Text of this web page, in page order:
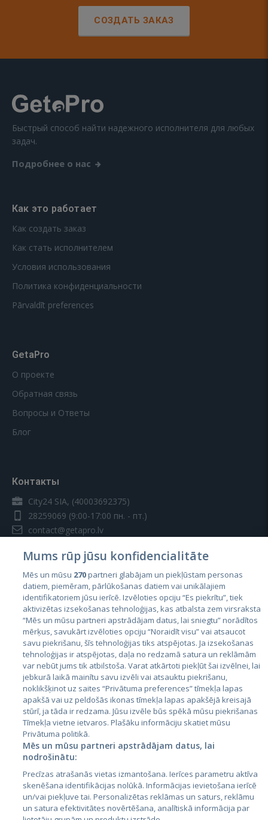
СОЗДАТЬ ЗАКАЗ
Быстрый способ найти надежного исполнителя для любых
задач.
Подробнее о нас
Как это работает
Как создать заказ
Как стать исполнителем
Условия использования
Политика конфиденциальности
Pārvaldīt preferences
GetaPro
О проекте
Обратная связь
Вопросы и Ответы
Блог
Контакты
City24 SIA, (40003692375)
28259069 (9:00-17:00 пн. - пт.)
contact@getapro.lv
Страны
Эстония
Латвия
Литва
City24.lv
City24.ee
GetaPro.lv
GetaPro.ee
CVbankas.lt
Kainos.lt
Paslaugos.lt
auto24.ee
Mums rūp jūsu konfidencialitāte
Mēs un mūsu 270partneri glabājam un piekļūstam personas
datiem, piemēram, pārlūkošanas datiem vai unikālajiem
identifikatoriem jūsu ierīcē. Izvēloties opciju “Es piekrītu”, tiek
aktivizētas izsekošanas tehnoloģijas, kas atbalsta zem virsraksta
“Mēs un mūsu partneri apstrādājam datus, lai sniegtu” norādītos
mērķus, savukārt izvēloties opciju “Noraidīt visu” vai atsaucot
savu piekrišanu, šīs tehnoloģijas tiks atspējotas. Ja izsekošanas
tehnoloģijas ir atspējotas, daļa no redzamā satura un reklāmām
var nebūt jums tik atbilstoša. Varat atkārtoti piekļūt šai izvēlnei, lai
jebkurā laikā mainītu savu izvēli vai atsauktu piekrišanu,
noklikšķinot uz saites “Privātuma preferences” tīmekļa lapas
apakšā vai uz peldošās ikonas tīmekļa lapas apakšējā kreisajā
stūrī, ja tāda ir redzama. Jūsu izvēle būs spēkā mūsu piekrišanas
Tīmekļa vietne ietvaros. Plašāku informāciju skatiet mūsu
Privātuma politikā.
Mēs un mūsu partneri apstrādājam datus, lai
nodrošinātu:
Precīzas atrašanās vietas izmantošana. Ierīces parametru aktīva
skenēšana identifikācijas nolūkā. Informācijas ievietošana ierīcē
un/vai piekļuve tai. Personalizētas reklāmas un saturs, reklāmu
un satura efektivitātes novērtēšana, analītiskā informācija par